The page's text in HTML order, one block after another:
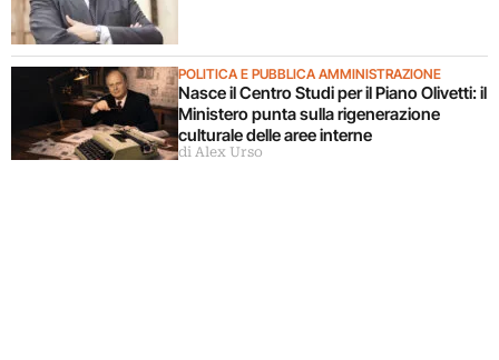
POLITICA E PUBBLICA AMMINISTRAZIONE
Nasce il Centro Studi per il Piano Olivetti: il
Ministero punta sulla rigenerazione
culturale delle aree interne
di Alex Urso